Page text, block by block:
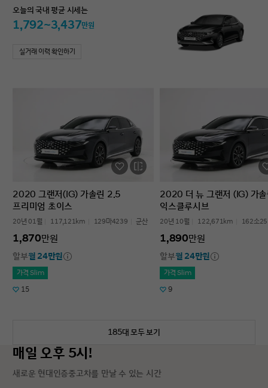
오늘의 국내 평균 시세는
1,792~3,437만원
실거래 이력 확인하기
2020 그랜저(IG) 가솔린 2.5
프리미엄 초이스
20년 01월 117,121km 129마4239 군산
1,870만원
할부월 24만원
가격 Slim
15
2020 더 뉴 그랜저 (IG) 가
익스클루시브
20년 10월 122,671km 162소
1,890만원
할부월 24만원
가격 Slim
9
185대 모두 보기
매일 오후 5시!
새로운 현대인증중고차를 만날 수 있는 시간